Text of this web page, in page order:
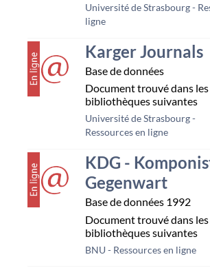
Université de Strasbourg -
ligne
Karger Journals
Base de données
Document trouvé dans les
bibliothèques suivantes
Université de Strasbourg -
Ressources en ligne
KDG -
Gegenwart
Base de données 1992
Document trouvé dans les
bibliothèques suivantes
BNU - Ressources en ligne